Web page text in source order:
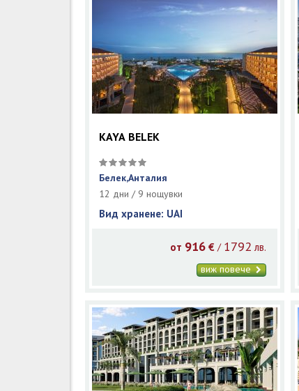
KAYA BELEK
Белек,Анталия
12 дни / 9 нощувки
Вид хранене: UAI
от 916 € / 1792 лв.
виж повече